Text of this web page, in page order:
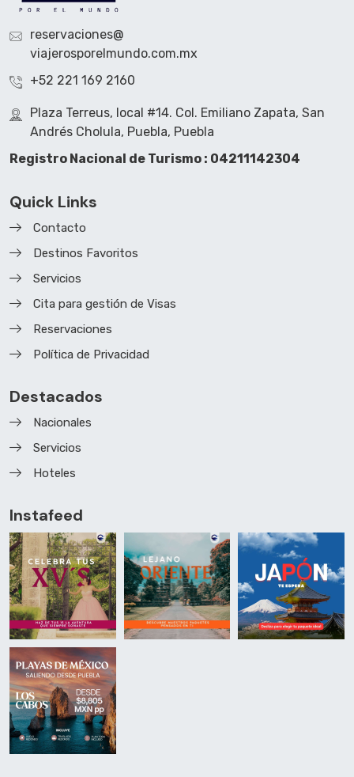
reservaciones@
viajerosporelmundo.com.mx
+52 221 169 2160
Plaza Terreus, local #14. Col. Emiliano Zapata, San
Andrés Cholula, Puebla, Puebla
Registro Nacional de Turismo : 04211142304
Quick Links
Contacto
Destinos Favoritos
Servicios
Cita para gestión de Visas
Reservaciones
Política de Privacidad
Destacados
Nacionales
Servicios
Hoteles
Instafeed